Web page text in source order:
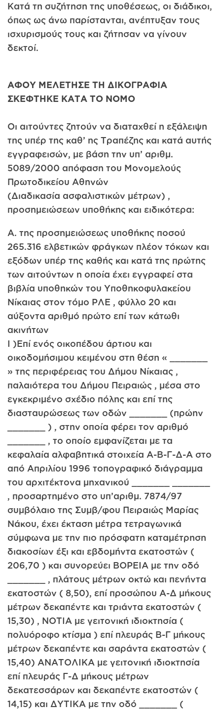
Κατά τη συζήτηση της υποθέσεως, οι διάδικοι,
όπως ως άνω παρίστανται, ανέπτυξαν τους
ισχυρισμούς τους και ζήτησαν να γίνουν
δεκτοί.
ΑΦΟΥ ΜΕΛΕΤΗΣΕ ΤΗ ΔΙΚΟΓΡΑΦΙΑ
ΣΚΕΦΤΗΚΕ ΚΑΤΑ ΤΟ ΝΟΜΟ
Οι αιτούντες ζητούν να διαταχθεί η εξάλειψη
της υπέρ της καθ’ ης Τραπέζης και κατά αυτής
εγγραφεισών, με βάση την υπ’ αριθμ.
5089/2000 απόφαση του Μονομελούς
Πρωτοδικείου Αθηνών
(Διαδικασία ασφαλιστικών μέτρων) ,
προσημειώσεων υποθήκης και ειδικότερα:
Α. της προσημειώσεως υποθήκης ποσού
265.316 ελβετικών φράγκων πλέον τόκων και
εξόδων υπέρ της καθής και κατά της πρώτης
των αιτούντων η οποία έχει εγγραφεί στα
βιβλία υποθηκών του Υποθηκοφυλακείου
Νίκαιας στον τόμο ΡΛΕ , φύλλο 20 και
αύξοντα αριθμό πρώτο επί των κάτωθι
ακινήτων
I )Επί ενός οικοπέδου άρτιου και
οικοδομήσιμου κειμένου στη θέση « _______
» της περιφέρειας του Δήμου Νίκαιας ,
παλαιότερα του Δήμου Πειραιώς , μέσα στο
εγκεκριμένο σχέδιο πόλης και επί της
διασταυρώσεως των οδών _______ (πρώην
_______ ) , στην οποία φέρει τον αριθμό
_______ , το οποίο εμφανίζεται με τα
κεφαλαία αλφαβητικά στοιχεία Α-Β-Γ-Δ-Α στο
από Απριλίου 1996 τοπογραφικό διάγραμμα
του αρχιτέκτονα μηχανικού _______ _______
, προσαρτημένο στο υπ’αριθμ. 7874/97
συμβόλαιο της Συμβ/φου Πειραιώς Μαρίας
Νάκου, έχει έκταση μέτρα τετραγωνικά
σύμφωνα με την πιο πρόσφατη καταμέτρηση
διακοσίων έξι και εβδομήντα εκατοστών (
206,70 ) και συνορεύει ΒΟΡΕΙΑ με την οδό
_______ , πλάτους μέτρων οκτώ και πενήντα
εκατοστών ( 8,50), επί προσώπου Α-Δ μήκους
μέτρων δεκαπέντε και τριάντα εκατοστών (
15,30) , ΝΟΤΙΑ με γειτονική ιδιοκτησία (
πολυόροφο κτίσμα ) επί πλευράς Β-Γ μήκους
μέτρων δεκαπέντε και σαράντα εκατοστών (
15,40) ΑΝΑΤΟΛΙΚΑ με γειτονική ιδιοκτησία
επί πλευράς Γ-Δ μήκους μέτρων
δεκατεσσάρων και δεκαπέντε εκατοστών (
14,15) και ΔΥΤΙΚΑ με την οδό _______ (